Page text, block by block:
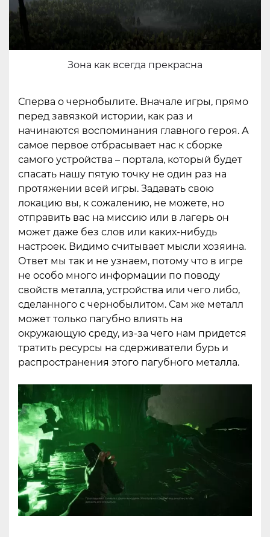
Зона как всегда прекрасна
Сперва о чернобылите. Вначале игры, прямо
перед завязкой истории, как раз и
начинаются воспоминания главного героя. А
самое первое отбрасывает нас к сборке
самого устройства – портала, который будет
спасать нашу пятую точку не один раз на
протяжении всей игры. Задавать свою
локацию вы, к сожалению, не можете, но
отправить вас на миссию или в лагерь он
может даже без слов или каких-нибудь
настроек. Видимо считывает мысли хозяина.
Ответ мы так и не узнаем, потому что в игре
не особо много информации по поводу
свойств металла, устройства или чего либо,
сделанного с чернобылитом. Сам же металл
может только пагубно влиять на
окружающую среду, из-за чего нам придется
тратить ресурсы на сдерживатели бурь и
распространения этого пагубного металла.